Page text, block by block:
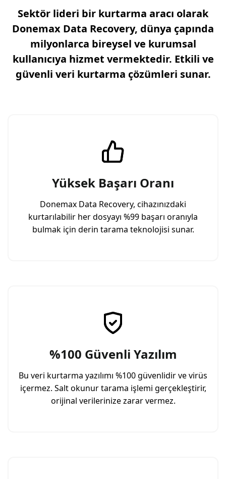
Sektör lideri bir kurtarma aracı olarak
Donemax Data Recovery, dünya çapında
milyonlarca bireysel ve kurumsal
kullanıcıya hizmet vermektedir. Etkili ve
güvenli veri kurtarma çözümleri sunar.
Yüksek Başarı Oranı
Donemax Data Recovery, cihazınızdaki
kurtarılabilir her dosyayı %99 başarı oranıyla
bulmak için derin tarama teknolojisi sunar.
%100 Güvenli Yazılım
Bu veri kurtarma yazılımı %100 güvenlidir ve virüs
içermez. Salt okunur tarama işlemi gerçekleştirir,
orijinal verilerinize zarar vermez.